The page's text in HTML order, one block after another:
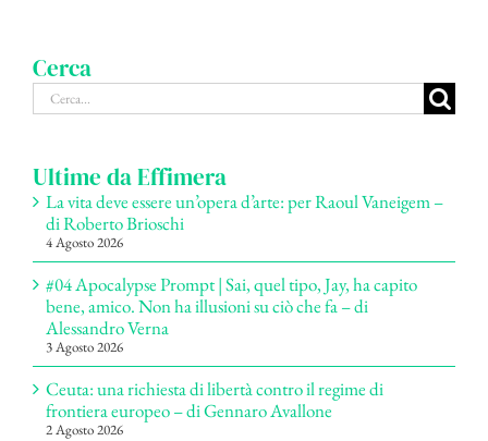
Cerca
Cerca
per:
Ultime da Effimera
La vita deve essere un’opera d’arte: per Raoul Vaneigem –
di Roberto Brioschi
4 Agosto 2026
#04 Apocalypse Prompt | Sai, quel tipo, Jay, ha capito
bene, amico. Non ha illusioni su ciò che fa – di
Alessandro Verna
3 Agosto 2026
Ceuta: una richiesta di libertà contro il regime di
frontiera europeo – di Gennaro Avallone
2 Agosto 2026